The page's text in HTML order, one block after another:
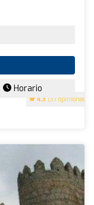
4.3 (37 opiniones)
Horario